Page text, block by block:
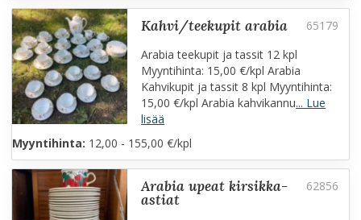
kahvi/teekupit arabia
Arabia teekupit ja tassit 12 kpl
Myyntihinta: 15,00 €/kpl Arabia
Kahvikupit ja tassit 8 kpl Myyntihinta:
15,00 €/kpl Arabia kahvikannu... Lue
lisää
Myyntihinta: 12,00 - 155,00 €/kpl
arabia upeat kirsikka-
astiat